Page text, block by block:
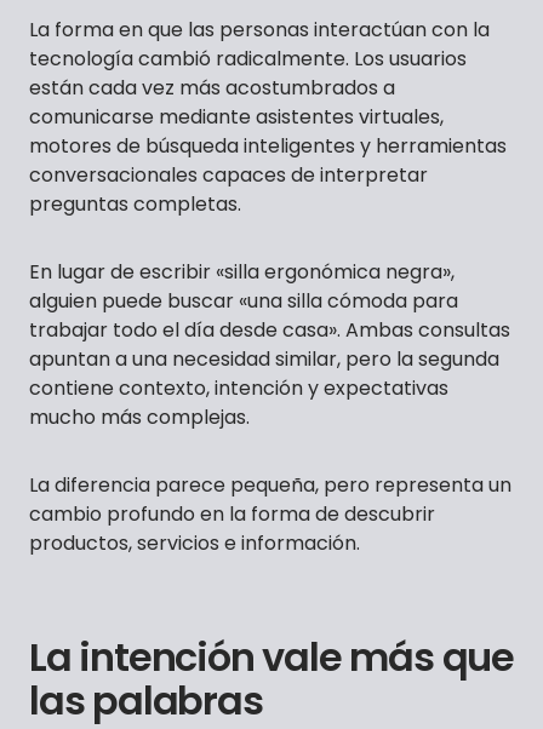
La forma en que las personas interactúan con la
tecnología cambió radicalmente. Los usuarios
están cada vez más acostumbrados a
comunicarse mediante asistentes virtuales,
motores de búsqueda inteligentes y herramientas
conversacionales capaces de interpretar
preguntas completas.
En lugar de escribir «silla ergonómica negra»,
alguien puede buscar «una silla cómoda para
trabajar todo el día desde casa». Ambas consultas
apuntan a una necesidad similar, pero la segunda
contiene contexto, intención y expectativas
mucho más complejas.
La diferencia parece pequeña, pero representa un
cambio profundo en la forma de descubrir
productos, servicios e información.
La intención vale más que
las palabras